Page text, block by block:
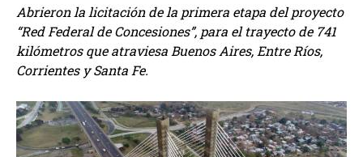
Abrieron la licitación de la primera etapa del proyecto
“Red Federal de Concesiones”, para el trayecto de 741
kilómetros que atraviesa Buenos Aires, Entre Ríos,
Corrientes y Santa Fe.